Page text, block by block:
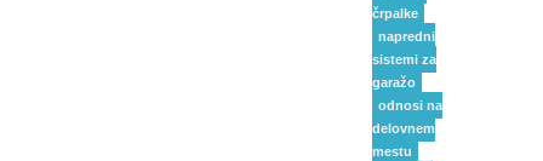
črpalke
napredni
sistemi za
garažo
odnosi na
delovnem
mestu